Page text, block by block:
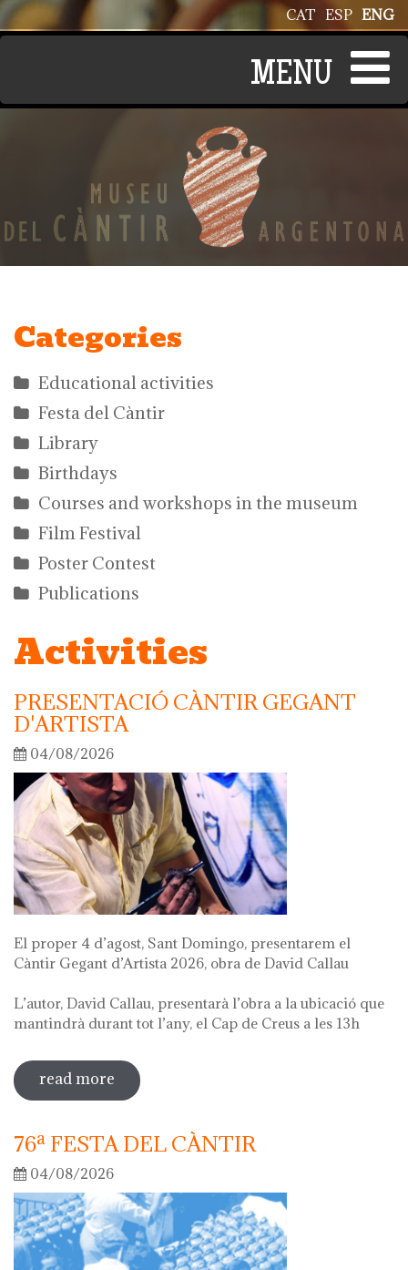
Skip to main content ENG
ESP
CAT
Categories
Educational activities
Festa del Càntir
Library
Birthdays
Courses and workshops in the museum
Film Festival
Poster Contest
Publications
Activities
PRESENTACIÓ CÀNTIR GEGANT
D'ARTISTA
04/08/2026
El proper 4 d’agost, Sant Domingo, presentarem el
Càntir Gegant d’Artista 2026, obra de David Callau
L’autor, David Callau, presentarà l’obra a la ubicació que
mantindrà durant tot l’any, el Cap de Creus a les 13h
read more sobre presentació càntir gegant
d'artista
76ª FESTA DEL CÀNTIR
04/08/2026